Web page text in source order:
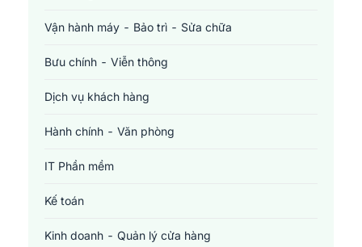
Vận hành máy - Bảo trì - Sửa chữa
Bưu chính - Viễn thông
Dịch vụ khách hàng
Hành chính - Văn phòng
IT Phần mềm
Kế toán
Kinh doanh - Quản lý cửa hàng